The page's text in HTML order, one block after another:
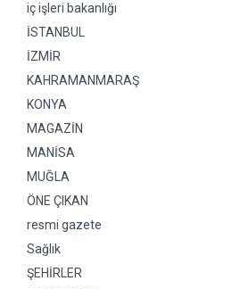
iç işleri bakanlığı
İSTANBUL
İZMİR
KAHRAMANMARAŞ
KONYA
MAGAZİN
MANİSA
MUĞLA
ÖNE ÇIKAN
resmi gazete
Sağlık
ŞEHİRLER